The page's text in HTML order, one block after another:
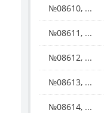
№08610, ...
№08611, ...
№08612, ...
№08613, ...
№08614, ...